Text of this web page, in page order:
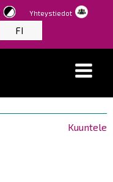
Yhteystiedot
FI
Kuuntele